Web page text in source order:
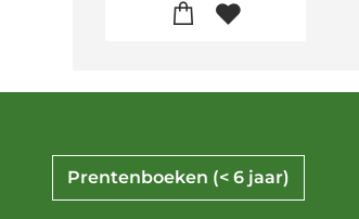
Prentenboeken (< 6 jaar)